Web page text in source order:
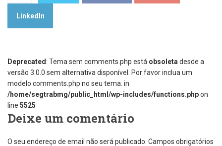
LinkedIn
Deprecated : Tema sem comments.php está obsoleta desde a
versão 3.0.0 sem alternativa disponível. Por favor inclua um
modelo comments.php no seu tema. in
/home/segtrabmg/public_html/wp-includes/functions.phpon
line 5525
Deixe um comentário
O seu endereço de email não será publicado. Campos obrigatórios